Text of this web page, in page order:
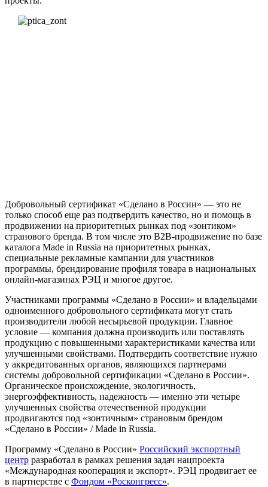
Добровольный сертификат «Сделано в России» — это не
только способ еще раз подтвердить качество, но и помощь в
продвижении на приоритетных рынках под «зонтиком»
странового бренда. В том числе это В2В-продвижение по базе
каталога Made in Russia на приоритетных рынках,
специальные рекламные кампании для участников
программы, брендирование профиля товара в национальных
онлайн-магазинах РЭЦ и многое другое.
Участниками программы «Сделано в России» и владельцами
одноименного добровольного сертификата могут стать
производители любой несырьевой продукции. Главное
условие — компания должна производить или поставлять
продукцию с повышенными характеристиками качества или
улучшенными свойствами. Подтвердить соответствие нужно
у аккредитованных органов, являющихся партнерами
системы добровольной сертификации «Сделано в России».
Органическое происхождение, экологичность,
энергоэффективность, надежность — именно эти четыре
улучшенных свойства отечественной продукции
продвигаются под «зонтичным» страновым брендом
«Сделано в России» / Made in Russia.
Программу «Сделано в России» Российский экспортный
центр разработал в рамках решения задач нацпроекта
«Международная кооперация и экспорт». РЭЦ продвигает ее
в партнерстве с Фондом «Росконгресс».